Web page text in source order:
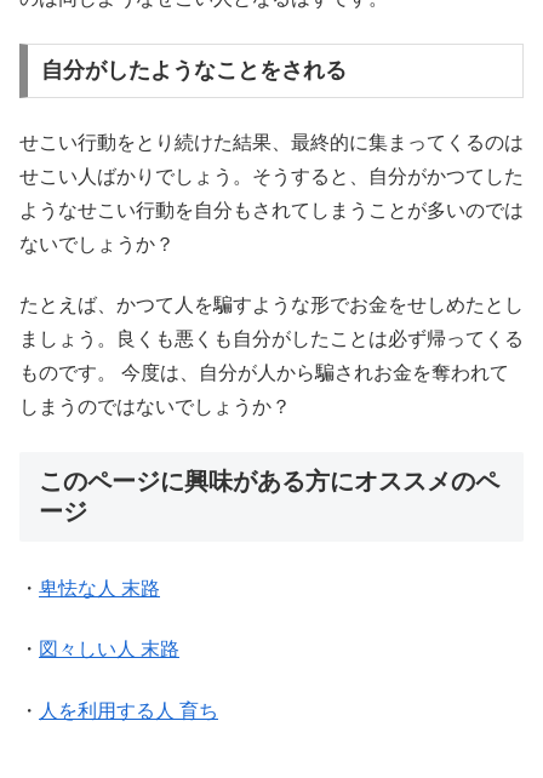
自分がしたようなことをされる
せこい行動をとり続けた結果、最終的に集まってくるのは
せこい人ばかりでしょう。そうすると、自分がかつてした
ようなせこい行動を自分もされてしまうことが多いのでは
ないでしょうか？
たとえば、かつて人を騙すような形でお金をせしめたとし
ましょう。良くも悪くも自分がしたことは必ず帰ってくる
ものです。 今度は、自分が人から騙されお金を奪われて
しまうのではないでしょうか？
このページに興味がある方にオススメのペ
ージ
・ 卑怯な人 末路
・ 図々しい人 末路
・ 人を利用する人 育ち